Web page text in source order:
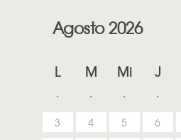
Agosto 2026
L M Mi J
3
4 5 6